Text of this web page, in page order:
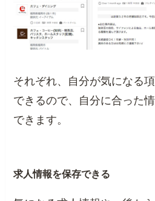
それぞれ、自分が気になる
できるので、自分に合った
できます。
求人情報を保存できる